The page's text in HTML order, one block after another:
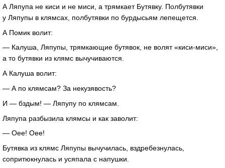
А Ляпупа не киси и не миси, а трямкает Бутявку. Полбутявки
y Ляпупы в клямсах, полбутявки по бурдысьям лепещется.
А Помик волит:
— Калуша, Ляпупы, трямкающие бутявок, не волят«киси-миси»,
а то бутявки из клямс вычучиваются.
А Калуша волит:
— А по клямсам? За некузявость?
И — бздым! — Ляпупу по клямсам.
Ляпупа разбызила клямсы и как заволит:
— Оее! Оее!
Бутявка из клямс Ляпупы вычучилась, вздребезнулась,
сопритюкнулась и усяпала с напушки.